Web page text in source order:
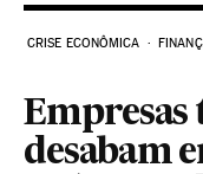
CRISE ECONÔMICA
Empresas
desabam